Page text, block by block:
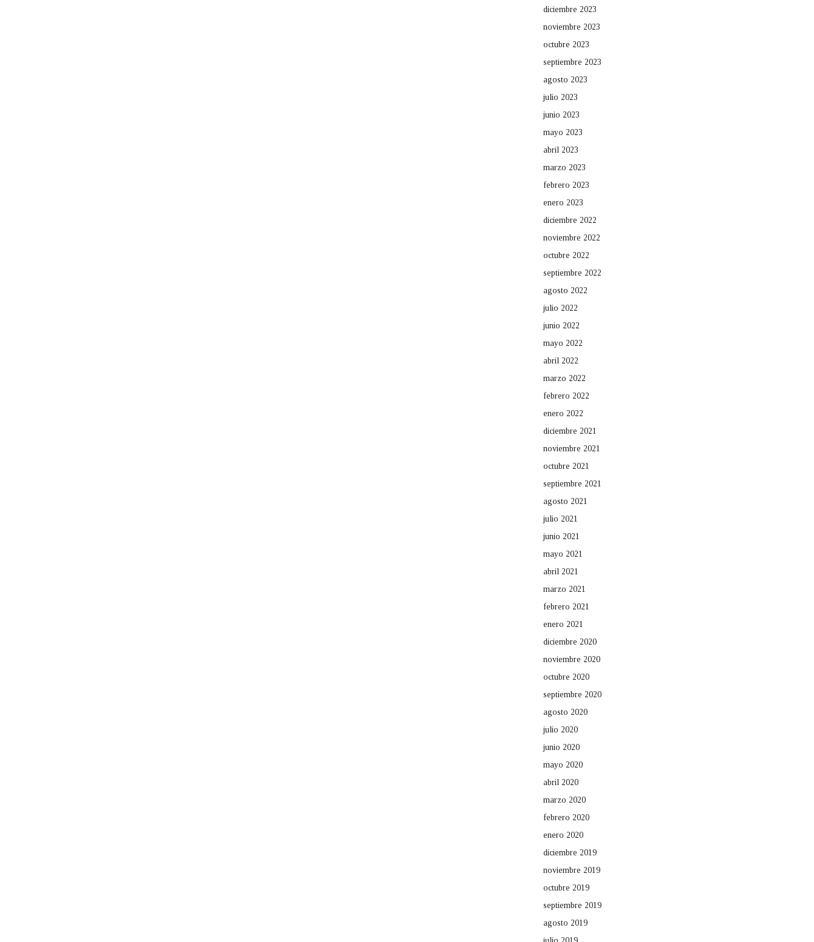
diciembre 2023
noviembre 2023
octubre 2023
septiembre 2023
agosto 2023
julio 2023
junio 2023
mayo 2023
abril 2023
marzo 2023
febrero 2023
enero 2023
diciembre 2022
noviembre 2022
octubre 2022
septiembre 2022
agosto 2022
julio 2022
junio 2022
mayo 2022
abril 2022
marzo 2022
febrero 2022
enero 2022
diciembre 2021
noviembre 2021
octubre 2021
septiembre 2021
agosto 2021
julio 2021
junio 2021
mayo 2021
abril 2021
marzo 2021
febrero 2021
enero 2021
diciembre 2020
noviembre 2020
octubre 2020
septiembre 2020
agosto 2020
julio 2020
junio 2020
mayo 2020
abril 2020
marzo 2020
febrero 2020
enero 2020
diciembre 2019
noviembre 2019
octubre 2019
septiembre 2019
agosto 2019